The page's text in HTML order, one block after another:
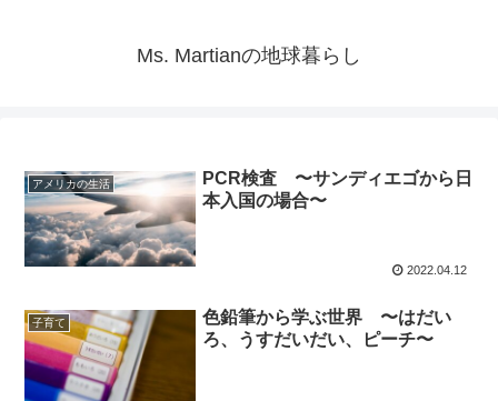
Ms. Martianの地球暮らし
アメリカの生活
PCR検査 〜サンディエゴから日
本入国の場合〜
2022.04.12
子育て
色鉛筆から学ぶ世界 〜はだい
ろ、うすだいだい、ピーチ〜